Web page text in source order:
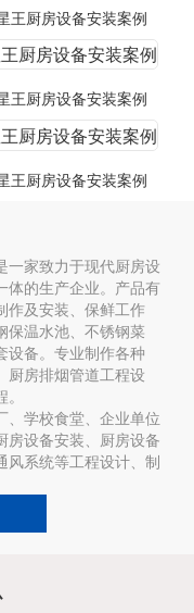
王厨房设备安装案例
王厨房设备安装案例
王厨房设备安装案例
家致力于现代厨房设
体的生产企业。产品有
作及安装、保鲜工作
保温水池、不锈钢菜
设备。专业制作各种
厨房排烟管道工程设
学校食堂、企业单位
房设备安装、厨房设备
风系统等工程设计、制